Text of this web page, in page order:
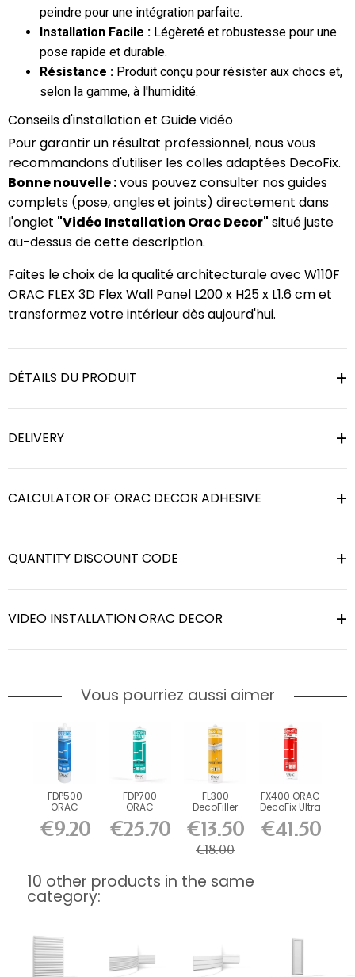
peindre pour une intégration parfaite.
Installation Facile : Légèreté et robustesse pour une
pose rapide et durable.
Résistance : Produit conçu pour résister aux chocs et,
selon la gamme, à l'humidité.
Conseils d'installation et Guide vidéo
Pour garantir un résultat professionnel, nous vous
recommandons d'utiliser les colles adaptées DecoFix.
Bonne nouvelle :vous pouvez consulter nos guides
complets (pose, angles et joints) directement dans
l'onglet "Vidéo Installation Orac Decor" situé juste
au-dessus de cette description.
Faites le choix de la qualité architecturale avec W110F
ORAC FLEX 3D Flex Wall Panel L200 x H25 x L1.6 cm et
transformez votre intérieur dès aujourd'hui.
DÉTAILS DU PRODUIT
DELIVERY
CALCULATOR OF ORAC DECOR ADHESIVE
QUANTITY DISCOUNT CODE
VIDEO INSTALLATION ORAC DECOR
Vous pourriez aussi aimer
FDP500
ORAC
DecoFix Pro
310 ml
€9.20
FDP700
ORAC
DecoFix
Power 290
ml
€25.70
FL300
DecoFiller
€13.50
€18.00
FX400 ORAC
DecoFix Ultra
€41.50
10 other products in the same
category: